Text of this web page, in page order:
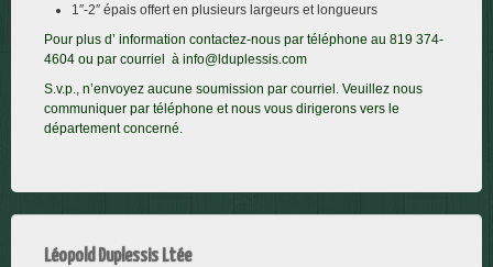
1″-2″ épais offert en plusieurs largeurs et longueurs
Pour plus d’ information contactez-nous par téléphone au 819 374-
4604 ou par courriel à info@lduplessis.com
S.v.p., n’envoyez aucune soumission par courriel. Veuillez nous
communiquer par téléphone et nous vous dirigerons vers le
département concerné.
Léopold Duplessis Ltée